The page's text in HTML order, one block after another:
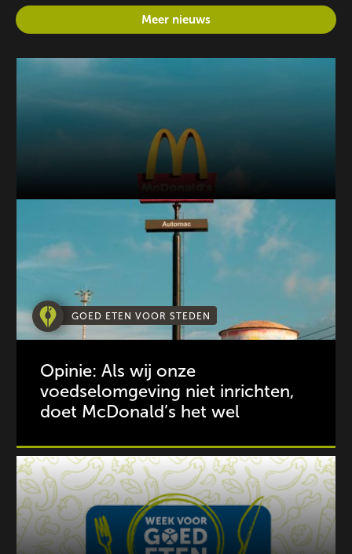
Meer nieuws
GOED ETEN VOOR STEDEN
Opinie: Als wij onze
voedselomgeving niet inrichten,
doet McDonald’s het wel